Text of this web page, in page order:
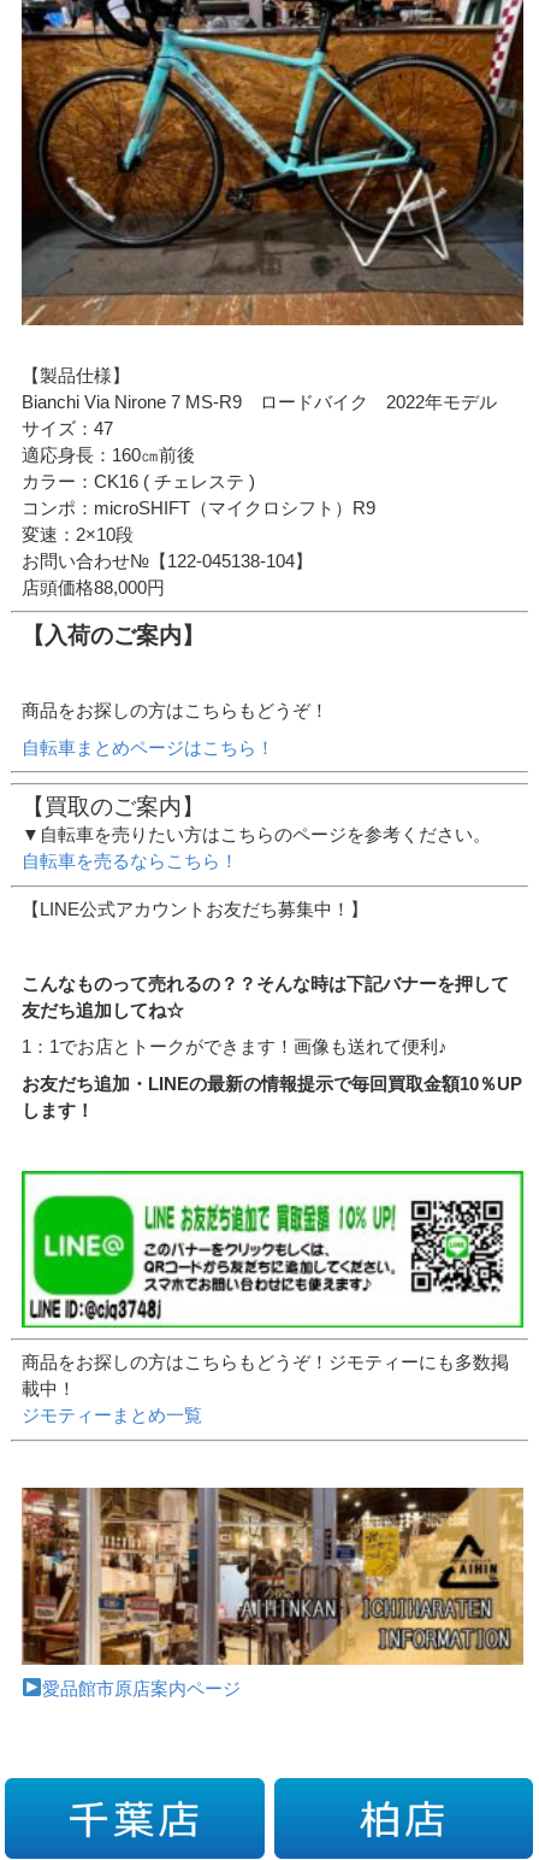
【製品仕様】
Bianchi Via Nirone 7 MS-R9 ロードバイク 2022年モデル
サイズ：47
適応身長：160㎝前後
カラー：CK16 ( チェレステ )
コンポ：microSHIFT（マイクロシフト）R9
変速：2×10段
お問い合わせ№【122-045138-104】
店頭価格88,000円
【入荷のご案内】
商品をお探しの方はこちらもどうぞ！
自転車まとめページはこちら！
【買取のご案内】
▼自転車を売りたい方はこちらのページを参考ください。
自転車を売るならこちら！
【LINE公式アカウントお友だち募集中！】
こんなものって売れるの？？そんな時は下記バナーを押して
友だち追加してね☆
1：1でお店とトークができます！画像も送れて便利♪
お友だち追加・LINEの最新の情報提示で毎回買取金額10％UP
します！
商品をお探しの方はこちらもどうぞ！ジモティーにも多数掲
載中！
ジモティーまとめ一覧
愛品館市原店案内ページ